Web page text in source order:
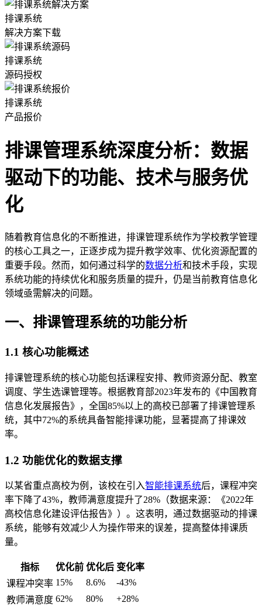
排课系统
解决方案下载
排课系统
源码授权
排课系统
产品报价
排课管理系统深度分析：数据
驱动下的功能、技术与服务优
化
随着教育信息化的不断推进，排课管理系统作为学校教学管理
的核心工具之一，正逐步成为提升教学效率、优化资源配置的
重要手段。然而，如何通过科学的数据分析和技术手段，实现
系统功能的持续优化和服务质量的提升，仍是当前教育信息化
领域亟需解决的问题。
一、排课管理系统的功能分析
1.1 核心功能概述
排课管理系统的核心功能包括课程安排、教师资源分配、教室
调度、学生选课管理等。根据教育部2023年发布的《中国教育
信息化发展报告》，全国85%以上的高校已部署了排课管理系
统，其中72%的系统具备智能排课功能，显著提高了排课效
率。
1.2 功能优化的数据支撑
以某省重点高校为例，该校在引入智能排课系统后，课程冲突
率下降了43%，教师满意度提升了28%（数据来源：《2022年
高校信息化建设评估报告》）。这表明，通过数据驱动的排课
系统，能够有效减少人为操作带来的误差，提高整体排课质
量。
指标 优化前 优化后 变化率
课程冲突率 15% 8.6%
-43%
教师满意度 62% 80%
+28%